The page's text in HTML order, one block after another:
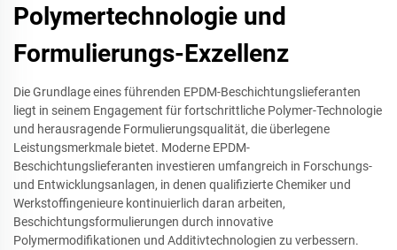
Polymertechnologie und
Formulierungs-Exzellenz
Die Grundlage eines führenden EPDM-Beschichtungslieferanten
liegt in seinem Engagement für fortschrittliche Polymer-Technologie
und herausragende Formulierungsqualität, die überlegene
Leistungsmerkmale bietet. Moderne EPDM-
Beschichtungslieferanten investieren umfangreich in Forschungs-
und Entwicklungsanlagen, in denen qualifizierte Chemiker und
Werkstoffingenieure kontinuierlich daran arbeiten,
Beschichtungsformulierungen durch innovative
Polymermodifikationen und Additivtechnologien zu verbessern.